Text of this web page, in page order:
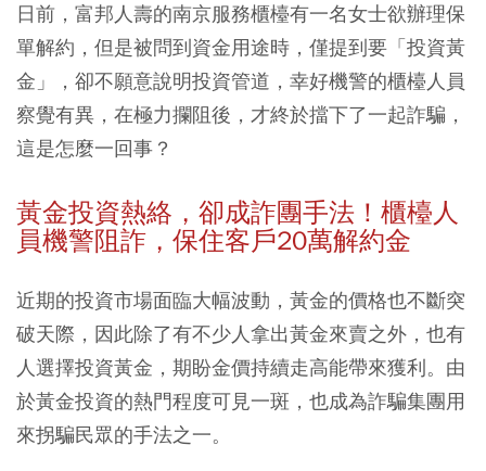
日前，富邦人壽的南京服務櫃檯有一名女士欲辦理保
單解約，但是被問到資金用途時，僅提到要「投資黃
金」，卻不願意說明投資管道，幸好機警的櫃檯人員
察覺有異，在極力攔阻後，才終於擋下了一起詐騙，
這是怎麼一回事？
黃金投資熱絡，卻成詐團手法！櫃檯人
員機警阻詐，保住客戶20萬解約金
近期的投資市場面臨大幅波動，黃金的價格也不斷突
破天際，因此除了有不少人拿出黃金來賣之外，也有
人選擇投資黃金，期盼金價持續走高能帶來獲利。由
於黃金投資的熱門程度可見一斑，也成為詐騙集團用
來拐騙民眾的手法之一。